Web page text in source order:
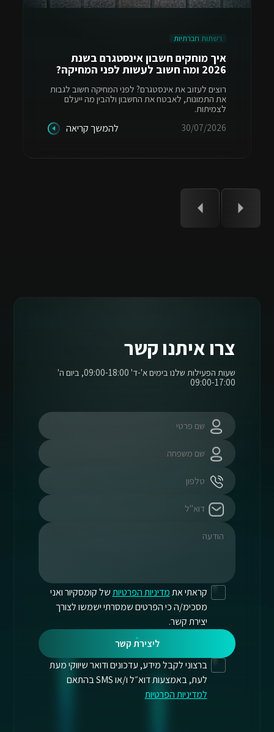
רשתות חברתיות
איך מוחקים חשבון אינסטגרם בשנת
2026 ומה חשוב לעשות לפני המחיקה?
רוצים לעזוב את אינסטגרם? לפני המחיקה חשוב לגבות
את התמונות, לאבטח את החשבון ולהבין מה ייעלם
לצמיתות.
30/07/2026
להמשך קריאה
צרו איתנו קשר
שעות הפעילות שלנו בימים א'-ד' 09:00-18:00, ביום ה'
09:00-17:00
קראתי אתמדיניות הפרטיותשל קומסקיור ואני
מסכימ/ה כי הפרטים שמסרתי ישמשו לצורך
יצירת קשר.
ליצירת קשר
ברצוני לקבל מידע, עדכונים ודואר שיווקי מעת
לעת, באמצעות דוא״ל ו/או SMS בהתאם
למדיניות הפרטיות